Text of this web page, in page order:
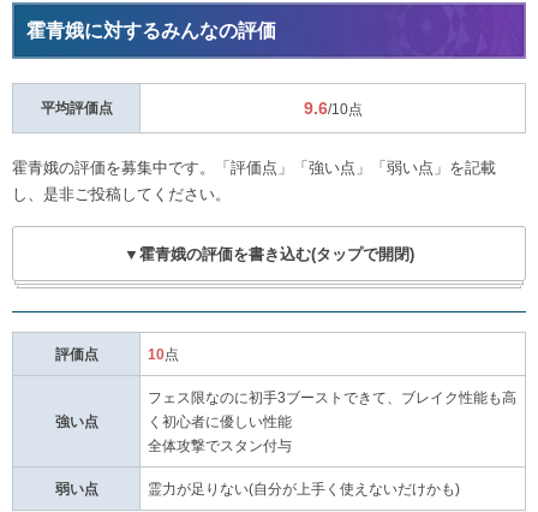
霍青娥に対するみんなの評価
平均評価点 9.6/10点
霍青娥の評価を募集中です。「評価点」「強い点」「弱い点」を記載
し、是非ご投稿してください。
▼霍青娥の評価を書き込む(タップで開閉)
評価点 10点
強い点
フェス限なのに初手3ブーストできて、ブレイク性能も高
く初心者に優しい性能
全体攻撃でスタン付与
弱い点 霊力が足りない(自分が上手く使えないだけかも)